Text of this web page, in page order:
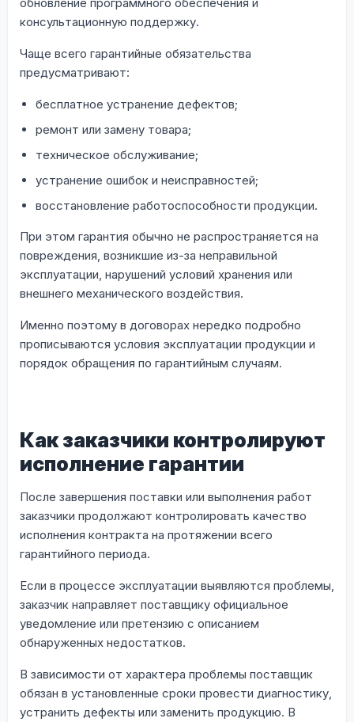
консультационную поддержку.
Чаще всего гарантийные обязательства
предусматривают:
бесплатное устранение дефектов;
ремонт или замену товара;
техническое обслуживание;
устранение ошибок и неисправностей;
восстановление работоспособности продукции.
При этом гарантия обычно не распространяется на
повреждения, возникшие из-за неправильной
эксплуатации, нарушений условий хранения или
внешнего механического воздействия.
Именно поэтому в договорах нередко подробно
прописываются условия эксплуатации продукции и
порядок обращения по гарантийным случаям.
Как заказчики контролируют
исполнение гарантии
После завершения поставки или выполнения работ
заказчики продолжают контролировать качество
исполнения контракта на протяжении всего
гарантийного периода.
Если в процессе эксплуатации выявляются проблемы,
заказчик направляет поставщику официальное
уведомление или претензию с описанием
обнаруженных недостатков.
В зависимости от характера проблемы поставщик
обязан в установленные сроки провести диагностику,
устранить дефекты или заменить продукцию. В